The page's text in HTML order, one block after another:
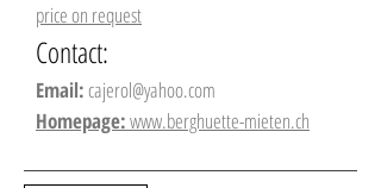
price on request
Contact:
Email:cajerol@yahoo.com
Homepage:www.berghuette-mieten.ch